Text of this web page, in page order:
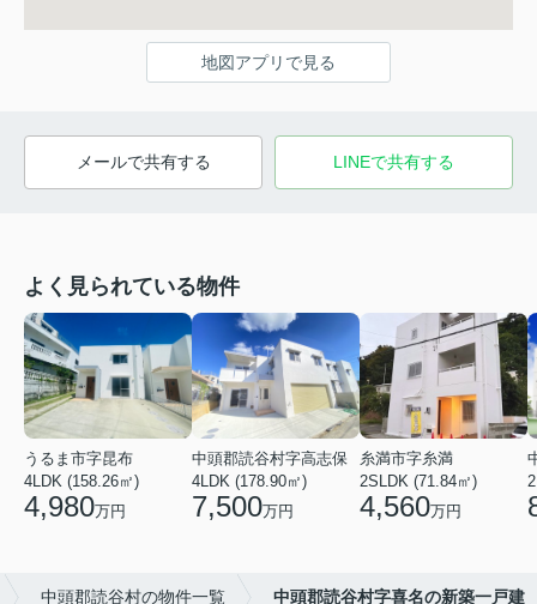
地図アプリで見る
メールで共有する LINEで共有する
よく見られている物件
うるま市字昆布
4LDK (158.26㎡)
4,980万円
中頭郡読谷村字高志保
4LDK (178.90㎡)
7,500万円
糸満市字糸満
2SLDK (71.84㎡)
4,560万円
中頭郡読谷村の物件一覧 中頭郡読谷村字喜名の新築一戸建